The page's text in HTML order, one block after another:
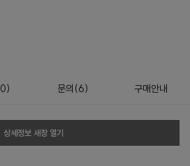
0) 문의 (6) 구매안내
상세정보 새창 열기